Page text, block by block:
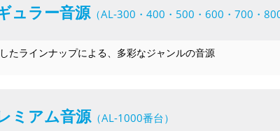
ュラー音源 （AL-300・400・500・600・700・
たラインナップによる、多彩なジャンルの音源
ミアム音源 （AL-1000番台）